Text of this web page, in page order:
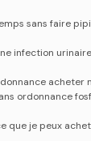
sans faire
infection
acheter
ordonnance
que je peux